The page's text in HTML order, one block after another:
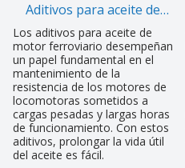
Aditivos para aceite de
motor de ferrocarril
Los aditivos para aceite de
motor ferroviario desempeñan
un papel fundamental en el
mantenimiento de la
resistencia de los motores de
locomotoras sometidos a
cargas pesadas y largas horas
de funcionamiento. Con estos
aditivos, prolongar la vida útil
del aceite es fácil.